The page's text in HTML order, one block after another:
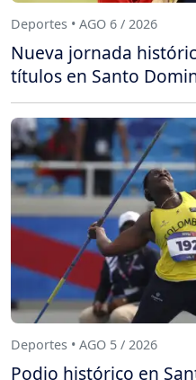
Deportes • AGO 6 / 2026
Nueva jornada
títulos en Santo
Deportes • AGO 5 / 2026
Podio histórico en